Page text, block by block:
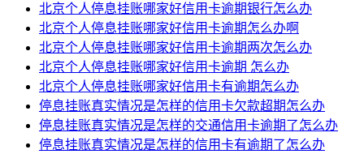
北京个人停息挂账哪家好信用卡逾期银行怎么办
北京个人停息挂账哪家好信用卡逾期怎么办啊
北京个人停息挂账哪家好信用卡逾期两次怎么办
北京个人停息挂账哪家好信用卡逾期 怎么办
北京个人停息挂账哪家好信用卡有逾期怎么办
停息挂账真实情况是怎样的信用卡欠款超期怎么办
停息挂账真实情况是怎样的交通信用卡逾期了怎么办
停息挂账真实情况是怎样的信用卡有逾期了怎么办